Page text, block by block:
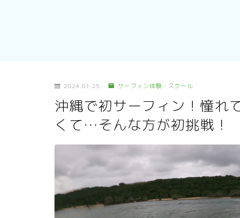
2024.01.25 サーフィン体験・スクール
沖縄で初サーフィン！憧れ
くて…そんな方が初挑戦！